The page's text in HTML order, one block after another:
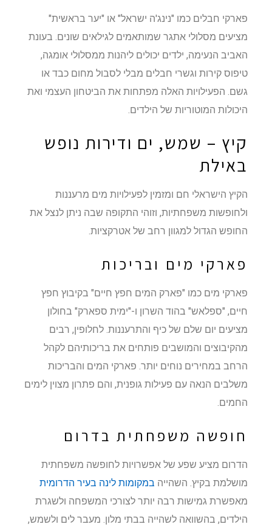
פארקי חבלים כמו "נינג'ה ישראל" או "יער בראשית"
מציעים מסלולי אתגר שמותאמים לגילאים שונים. בעונת
האביב הנעימה, ילדים יכולים ליהנות ממסלולי אומגה,
טיפוס קירות וגשרי חבלים מבלי לסבול מחום כבד או
גשם. הפעילויות האלה מפתחות את הביטחון העצמי ואת
היכולות המוטוריות של הילדים.
קיץ – שמש, ים ודירות נופש
באילת
הקיץ הישראלי חם ומזמין לפעילויות מים מרעננות
ולחופשות משפחתיות, וזוהי התקופה שבה ניתן לנצל את
החופש הגדול למגוון רחב של אטרקציות.
פארקי מים ובריכות
פארקי מים כמו "פארק המים חפץ חיים" בקיבוץ חפץ
חיים, "ספלאש" בהוד השרון ו-"ימית ספארק" בחולון
מציעים יום שלם של כיף והתרעננות. לחלופין, רבים
מהקיבוצים והמושבים פותחים את בריכותיהם לקהל
הרחב במחירים נוחים יותר. פארקי המים והבריכות
משלבים הנאה עם פעילות גופנית, והם פתרון מצוין לימים
החמים.
חופשה משפחתית בדרום
הדרום מציע שפע של אפשרויות לחופשה משפחתית
מושלמת בקיץ. השהייהבמקומות לינה בעיר הדרומית
מאפשרת גמישות רבה יותר לצורכי המשפחה ולשגרת
הילדים, בהשוואה לשהייה בבתי מלון. מעבר לים ולשמש,